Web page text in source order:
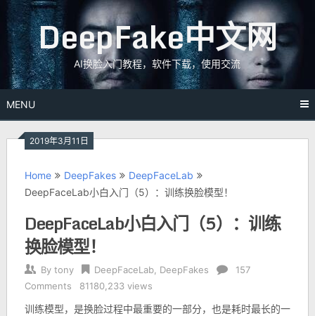
Skip
to
content DeepFake中文网
AI换脸入门教程，软件下载，使用交流
MENU
2019年3月11日
Home DeepFakes
DeepFaceLab
DeepFaceLab小白入门（5）：训练换脸模型！
DeepFaceLab小白入门（5）：训练
换脸模型！
By tony DeepFaceLab, DeepFakes
157
Comments
81180,233 views
训练模型，是换脸过程中最重要的一部分，也是耗时最长的一